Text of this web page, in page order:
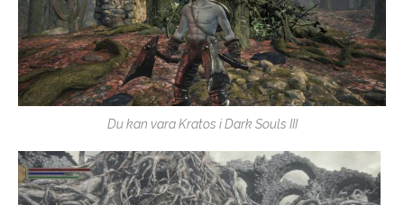
Du kan vara Kratos i Dark Souls III